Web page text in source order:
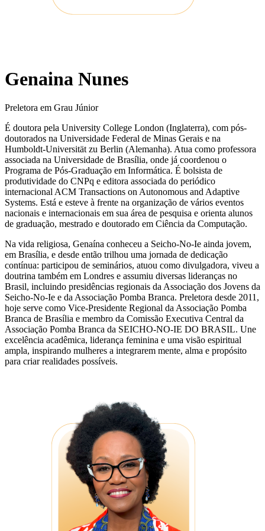
Genaina Nunes
Preletora em Grau Júnior
É doutora pela University College London (Inglaterra), com pós-
doutorados na Universidade Federal de Minas Gerais e na
Humboldt-Universität zu Berlin (Alemanha). Atua como professora
associada na Universidade de Brasília, onde já coordenou o
Programa de Pós-Graduação em Informática. É bolsista de
produtividade do CNPq e editora associada do periódico
internacional ACM Transactions on Autonomous and Adaptive
Systems. Está e esteve à frente na organização de vários eventos
nacionais e internacionais em sua área de pesquisa e orienta alunos
de graduação, mestrado e doutorado em Ciência da Computação.
Na vida religiosa, Genaína conheceu a Seicho-No-Ie ainda jovem,
em Brasília, e desde então trilhou uma jornada de dedicação
contínua: participou de seminários, atuou como divulgadora, viveu a
doutrina também em Londres e assumiu diversas lideranças no
Brasil, incluindo presidências regionais da Associação dos Jovens da
Seicho-No-Ie e da Associação Pomba Branca. Preletora desde 2011,
hoje serve como Vice-Presidente Regional da Associação Pomba
Branca de Brasília e membro da Comissão Executiva Central da
Associação Pomba Branca da SEICHO-NO-IE DO BRASIL. Une
excelência acadêmica, liderança feminina e uma visão espiritual
ampla, inspirando mulheres a integrarem mente, alma e propósito
para criar realidades possíveis.